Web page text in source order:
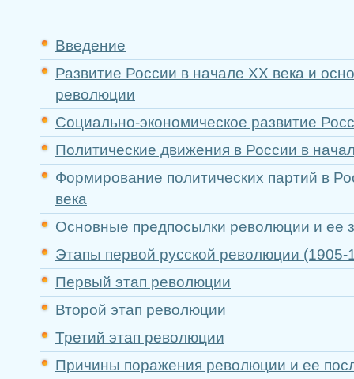
Введение
Развитие России в начале ХХ века и
революции
Социально-экономическое развитие
Политические движения в России в
Формирование политических партий в
века
Основные предпосылки революции и ее
Этапы первой русской революции (1905-
Первый этап революции
Второй этап революции
Третий этап революции
Причины поражения революции и ее